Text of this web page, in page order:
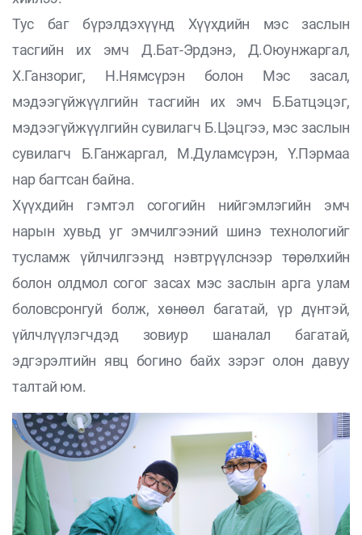
Тус баг бүрэлдэхүүнд Хүүхдийн мэс заслын
тасгийн их эмч Д.Бат-Эрдэнэ, Д.Оюунжаргал,
Х.Ганзориг, Н.Нямсүрэн болон Мэс засал,
мэдээгүйжүүлгийн тасгийн их эмч Б.Батцэцэг,
мэдээгүйжүүлгийн сувилагч Б.Цэцгээ, мэс заслын
сувилагч Б.Ганжаргал, М.Дуламсүрэн, Ү.Пэрмаа
нар багтсан байна.
Хүүхдийн гэмтэл согогийн нийгэмлэгийн эмч
нарын хувьд уг эмчилгээний шинэ технологийг
тусламж үйлчилгээнд нэвтрүүлснээр төрөлхийн
болон олдмол согог засах мэс заслын арга улам
боловсронгуй болж, хөнөөл багатай, үр дүнтэй,
үйлчлүүлэгчдэд зовиур шаналал багатай,
эдгэрэлтийн явц богино байх зэрэг олон давуу
талтай юм.